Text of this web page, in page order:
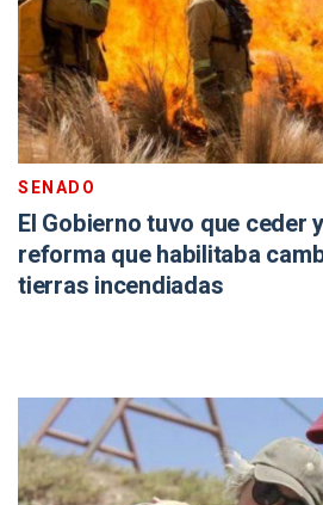
SENADO
El Gobierno tuvo que ceder
reforma que habilitaba
tierras incendiadas